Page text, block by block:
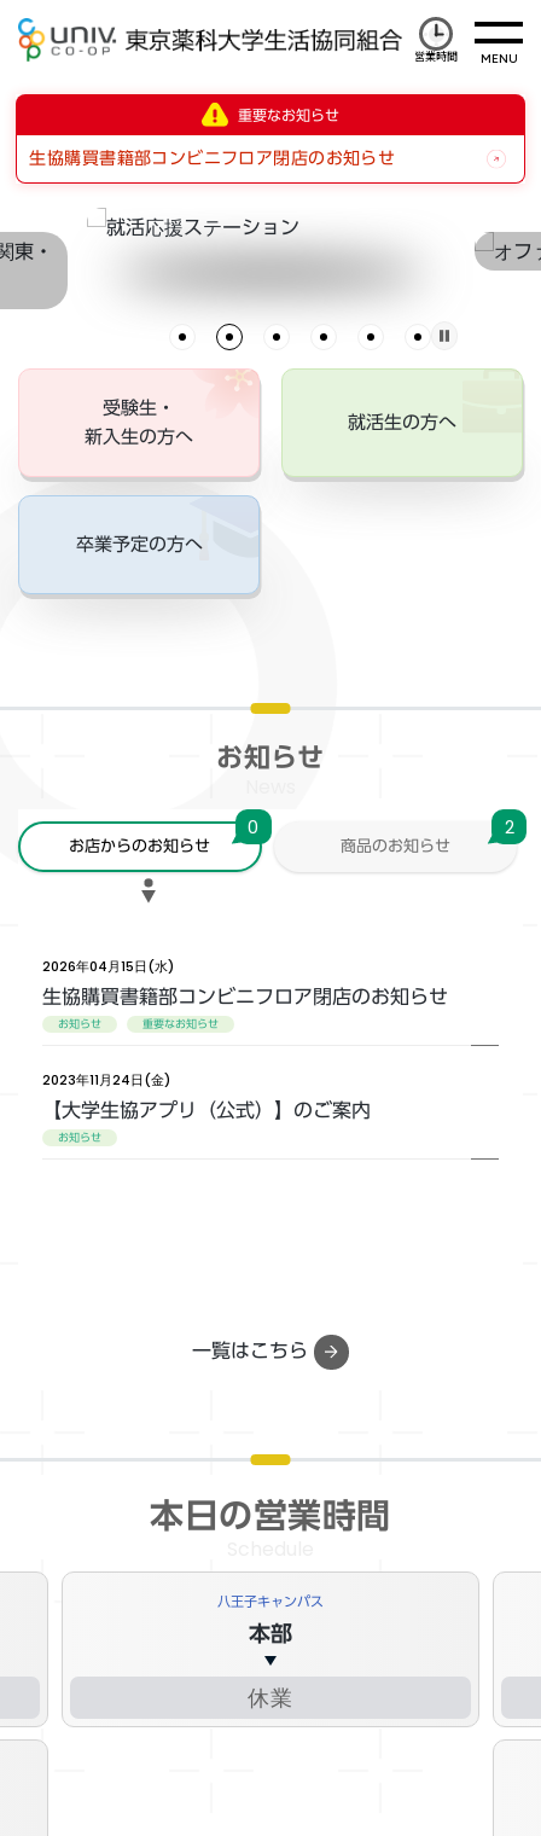
営業時間
重要なお知らせ
生協購買書籍部コンビニフロア閉店のお知らせ
受験生・
新入生の方へ
就活生の方へ
卒業予定の方へ
お知らせ
お店からのお知らせ
0
商品のお知らせ
2
2026年04月15日(水)
生協購買書籍部コンビニフロア閉店のお知らせ
お知らせ 重要なお知らせ
2023年11月24日(金)
【大学生協アプリ（公式）】のご案内
お知らせ
一覧はこちら
本日の営業時間
八王子キャンパス
本部
休業